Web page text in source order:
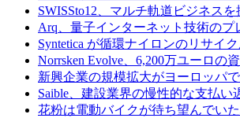
SWISSto12、マルチ軌道ビジネス
Arq、量子インターネット技術のプ
Syntetica が循環ナイロンのリサイ
Norrsken Evolve、6,200万ユーロの
新興企業の規模拡大がヨーロッパ
Saible、建設業界の慢性的な支払
花粉は電動バイクが待ち望んでい